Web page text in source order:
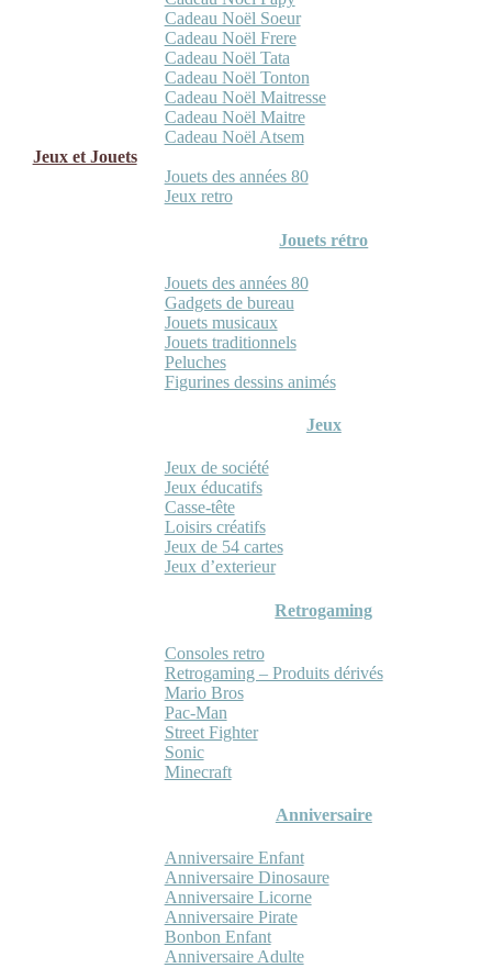
Cadeau Noël Soeur
Cadeau Noël Frere
Cadeau Noël Tata
Cadeau Noël Tonton
Cadeau Noël Maitresse
Cadeau Noël Maitre
Cadeau Noël Atsem
Jeux et Jouets
Jouets des années 80
Jeux retro
Jouets rétro
Jouets des années 80
Gadgets de bureau
Jouets musicaux
Jouets traditionnels
Peluches
Figurines dessins animés
Jeux
Jeux de société
Jeux éducatifs
Casse-tête
Loisirs créatifs
Jeux de 54 cartes
Jeux d’exterieur
Retrogaming
Consoles retro
Retrogaming – Produits dérivés
Mario Bros
Pac-Man
Street Fighter
Sonic
Minecraft
Anniversaire
Anniversaire Enfant
Anniversaire Dinosaure
Anniversaire Licorne
Anniversaire Pirate
Bonbon Enfant
Anniversaire Adulte